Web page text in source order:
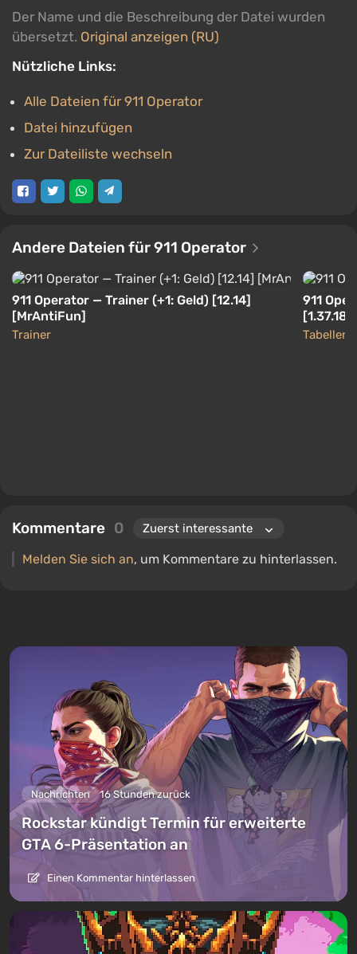
Der Name und die Beschreibung der Datei wurden
übersetzt. Original anzeigen (RU)
Nützliche Links:
Alle Dateien für 911 Operator
Datei hinzufügen
Zur Dateiliste wechseln
Andere Dateien für 911 Operator
911 Operator — Trainer (+1: Geld) [12.14]
[MrAntiFun]
Trainer
911
[1.37.18]
Tabellen
Kommentare 0
Melden Sie sich an, um Kommentare zu hinterlassen.
Nachrichten 16 Stunden zurück
Rockstar kündigt Termin für erweiterte
GTA 6-Präsentation an
Einen Kommentar hinterlassen